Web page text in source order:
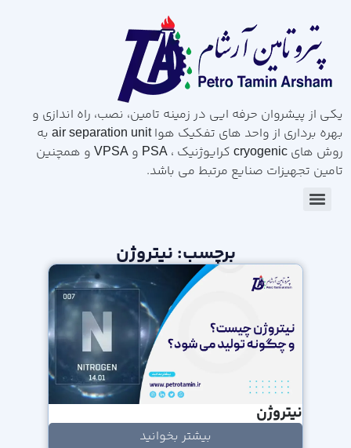
یکی از پیشروان حرفه ایی در زمینه تامین، نصب، راه اندازی و
بهره برداری از واحد های تفکیک هوا air separation unit به
روش های cryogenic کرایوژنیک ، PSA و VPSA و همچنین
تامین تجهیزات صنایع مرتبط می باشد.
برچسب: نیتروژن
نیتروژن
بیشتر بخوانید